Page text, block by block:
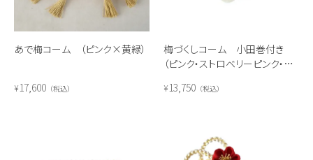
あで梅コーム （ピンク×黄緑）
¥17,600 税込
梅づくしコーム 小田巻付き
（ピンク・ストロベリーピンク・白・
¥13,750 税込